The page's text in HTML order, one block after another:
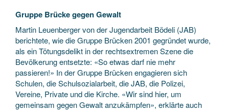
Gruppe Brücke gegen Gewalt
Martin Leuenberger von der Jugendarbeit Bödeli (JAB)
berichtete, wie die Gruppe Brücken 2001 gegründet wurde,
als ein Tötungsdelikt in der rechtsextremen Szene die
Bevölkerung entsetzte: «So etwas darf nie mehr
passieren!» In der Gruppe Brücken engagieren sich
Schulen, die Schulsozialarbeit, die JAB, die Polizei,
Vereine, Private und die Kirche. «Wir sind hier, um
gemeinsam gegen Gewalt anzukämpfen», erklärte auch